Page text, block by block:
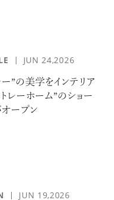
JUN 24,2026
ー”の美学をインテリア
トレーホーム”のショー
ープン
JUN 19,2026